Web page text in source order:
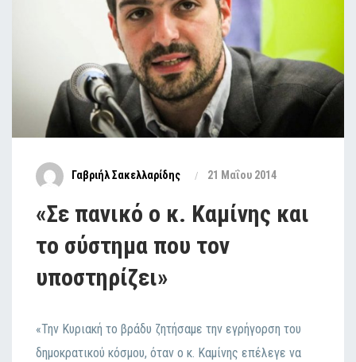
Γαβριήλ Σακελλαρίδης 21 Μαΐου 2014
«Σε πανικό ο κ. Καμίνης και
το σύστημα που τον
υποστηρίζει»
«Την Κυριακή το βράδυ ζητήσαμε την εγρήγορση του
δημοκρατικού κόσμου, όταν ο κ. Καμίνης επέλεγε να